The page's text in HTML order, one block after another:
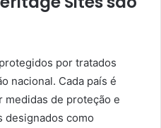
por tratados
nacional. Cada país é
medidas de proteção e
designados como